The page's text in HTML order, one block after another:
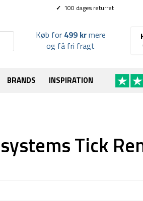
✓ 100 dages returret
Køb for 499 krmere
og få fri fragt
BRANDS INSPIRATION
Tick